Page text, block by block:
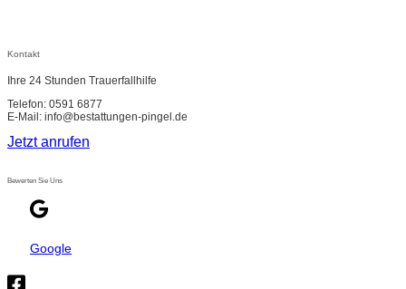
Kontakt
Ihre 24 Stunden Trauerfallhilfe
Telefon: 0591 6877
E-Mail: info@bestattungen-pingel.de
Jetzt anrufen
Bewerten Sie Uns
Google